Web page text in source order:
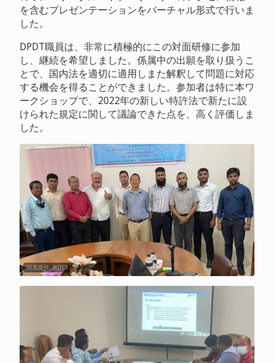
を含むプレゼンテーションをバーチャル形式で行いま
した。
DPDT職員は、非常に積極的にこの対面研修に参加
し、継続を希望しました。係属中の出願を取り扱うこ
とで、国内法を適切に適用しまた解釈して問題に対応
する機会を得ることができました。参加者は特に本ワ
ークショップで、2022年の新しい特許法で新たに設
けられた規定に関して議論できた点を、高く評価しま
した。
(写真提供: WIPO)